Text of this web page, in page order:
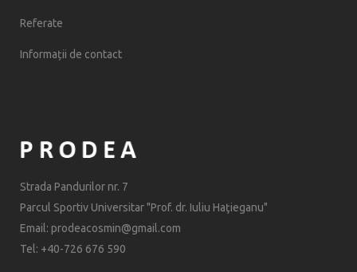
Referate
Informații de contact
Strada Pandurilor nr. 7
Parcul Sportiv Universitar "Prof. dr. Iuliu Haţieganu"
Email: prodeacosmin@gmail.com
Tel: +40-726 676 590